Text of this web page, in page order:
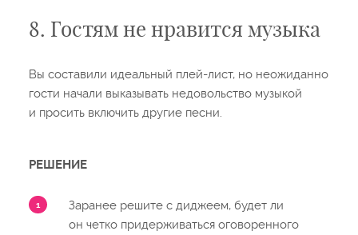
8. Гостям не нравится музыка
Вы составили идеальный плей-лист, но неожиданно
гости начали выказывать недовольство музыкой
и просить включить другие песни.
РЕШЕНИЕ
Заранее решите с диджеем, будет ли
он четко придерживаться оговоренного